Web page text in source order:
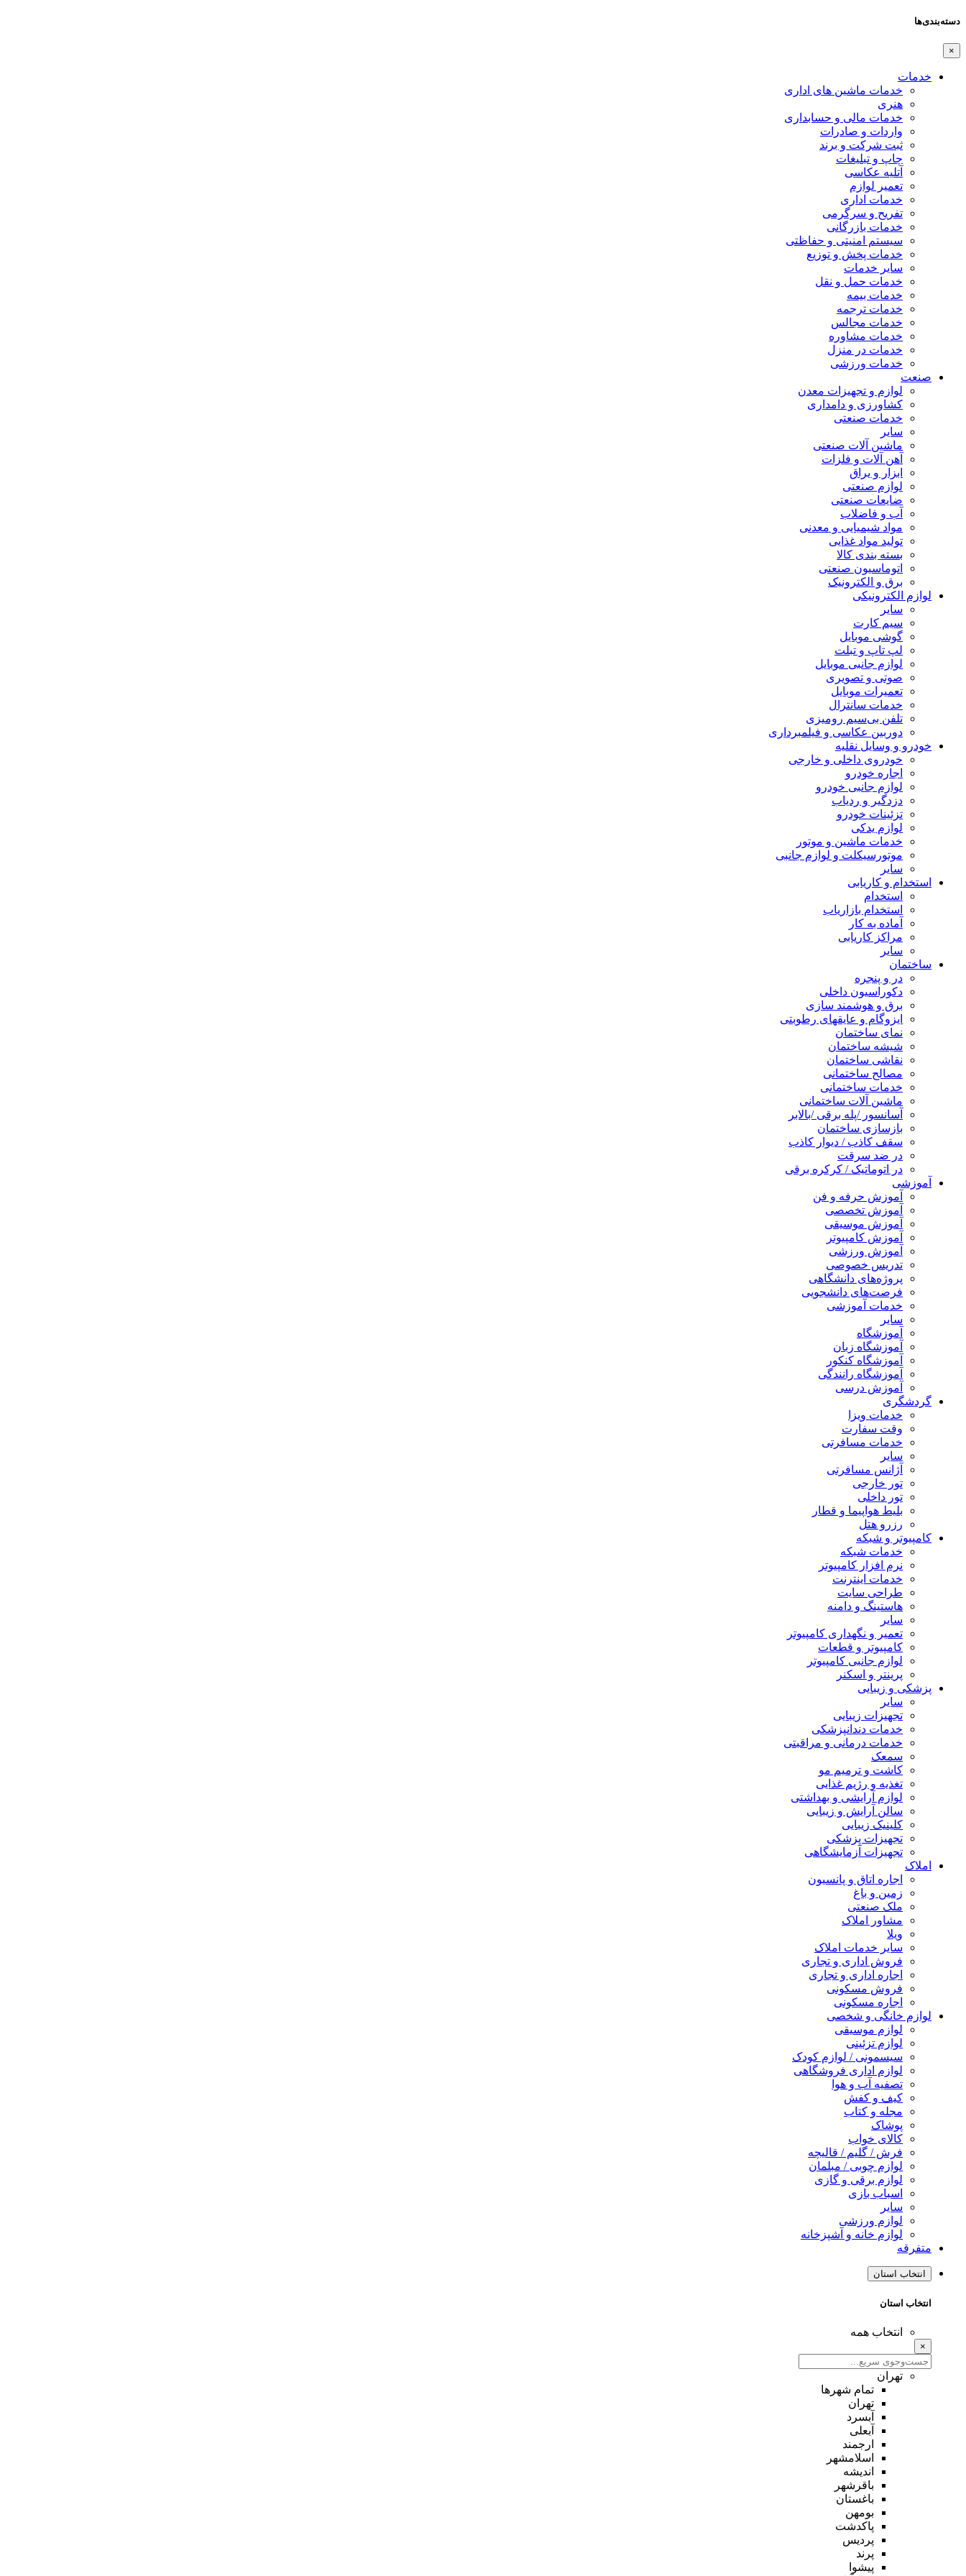
دسته‌بندی‌ها
×
خدمات
خدمات ماشین های اداری
هنری
خدمات مالی و حسابداری
واردات و صادرات
ثبت شرکت و برند
چاپ و تبلیغات
آتلیه عکاسی
تعمیر لوازم
خدمات اداری
تفریح و سرگرمی
خدمات بازرگانی
سیستم امنیتی و حفاظتی
خدمات پخش و توزیع
سایر خدمات
خدمات حمل و نقل
خدمات بیمه
خدمات ترجمه
خدمات مجالس
خدمات مشاوره
خدمات در منزل
خدمات ورزشی
صنعت
لوازم و تجهیزات معدن
کشاورزی و دامداری
خدمات صنعتی
سایر
ماشین آلات صنعتی
آهن آلات و فلزات
ابزار و یراق
لوازم صنعتی
ضایعات صنعتی
آب و فاضلاب
مواد شیمیایی و معدنی
تولید مواد غذایی
بسته بندی کالا
اتوماسیون صنعتی
برق و الکترونیک
لوازم الکترونیکی
سایر
سیم کارت
گوشی موبایل
لپ تاپ و تبلت
لوازم جانبی موبایل
صوتی و تصویری
تعمیرات موبایل
خدمات سانترال
تلفن بی‌سیم رومیزی
دوربین عکاسی و فیلمبرداری
خودرو و وسایل نقلیه
خودروی داخلی و خارجی
اجاره خودرو
لوازم جانبی خودرو
دزدگیر و ردیاب
تزئینات خودرو
لوازم یدکی
خدمات ماشین و موتور
موتورسیکلت و لوازم جانبی
سایر
استخدام و کاریابی
استخدام
استخدام بازاریاب
آماده به کار
مراکز کاریابی
سایر
ساختمان
در و پنجره
دکوراسیون داخلی
برق و هوشمند سازی
ایزوگام و عایقهای رطوبتی
نمای ساختمان
شیشه ساختمان
نقاشی ساختمان
مصالح ساختمانی
خدمات ساختمانی
ماشین آلات ساختمانی
آسانسور /پله برقی /بالابر
بازسازی ساختمان
سقف کاذب / دیوار کاذب
در ضد سرقت
در اتوماتیک / کرکره برقی
آموزشی
آموزش حرفه و فن
آموزش تخصصی
آموزش موسیقی
آموزش کامپیوتر
آموزش ورزشی
تدریس خصوصی
پروژه‌های دانشگاهی
فرصت‌های دانشجویی
خدمات آموزشی
سایر
آموزشگاه
آموزشگاه زبان
آموزشگاه کنکور
آموزشگاه رانندگی
آموزش درسی
گردشگری
خدمات ویزا
وقت سفارت
خدمات مسافرتی
سایر
آژانس مسافرتی
تور خارجی
تور داخلی
بلیط هواپیما و قطار
رزرو هتل
کامپیوتر و شبکه
خدمات شبکه
نرم افزار کامپیوتر
خدمات اینترنت
طراحی سایت
هاستینگ و دامنه
سایر
تعمیر و نگهداری کامپیوتر
کامپیوتر و قطعات
لوازم جانبی کامپیوتر
پرینتر و اسکنر
پزشکی و زیبایی
سایر
تجهیزات زیبایی
خدمات دندانپزشکی
خدمات درمانی و مراقبتی
سمعک
کاشت و ترمیم مو
تغذیه و رژیم غذایی
لوازم آرایشی و بهداشتی
سالن آرایش و زیبایی
کلینیک زیبایی
تجهیزات پزشکی
تجهیزات آزمایشگاهی
املاک
اجاره اتاق و پانسیون
زمین و باغ
ملک صنعتی
مشاور املاک
ویلا
سایر خدمات املاک
فروش اداری و تجاری
اجاره اداری و تجاری
فروش مسکونی
اجاره مسکونی
لوازم خانگی و شخصی
لوازم موسیقی
لوازم تزئینی
سیسمونی / لوازم کودک
لوازم اداری فروشگاهی
تصفیه آب و هوا
کیف و کفش
مجله و کتاب
پوشاک
کالای خواب
فرش / گلیم / قالیچه
لوازم چوبی / مبلمان
لوازم برقی و گازی
اسباب بازی
سایر
لوازم ورزشی
لوازم خانه و آشپزخانه
متفرقه
انتخاب استان
انتخاب استان
انتخاب همه
×
تهران
تمام شهر‌ها
تهران
آبسرد
آبعلی
ارجمند
اسلامشهر
اندیشه
باقرشهر
باغستان
بومهن
پاکدشت
پردیس
پرند
پیشوا